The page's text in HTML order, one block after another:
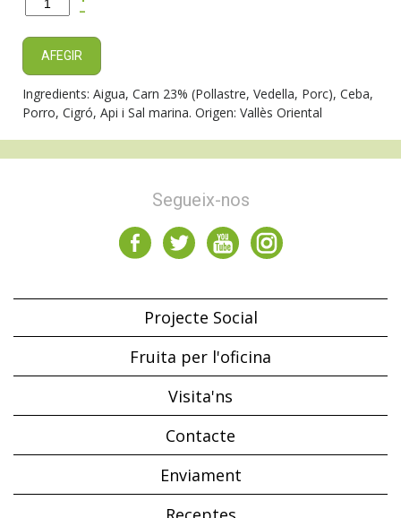
-
AFEGIR
Ingredients: Aigua, Carn 23% (Pollastre, Vedella, Porc), Ceba,
Porro, Cigró, Api i Sal marina. Origen: Vallès Oriental
Segueix-nos
Projecte Social
Fruita per l'oficina
Visita'ns
Contacte
Enviament